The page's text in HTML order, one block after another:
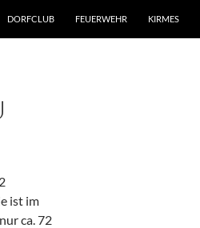
DORFCLUB FEUERWEHR KIRMES
ist im
ca. 72